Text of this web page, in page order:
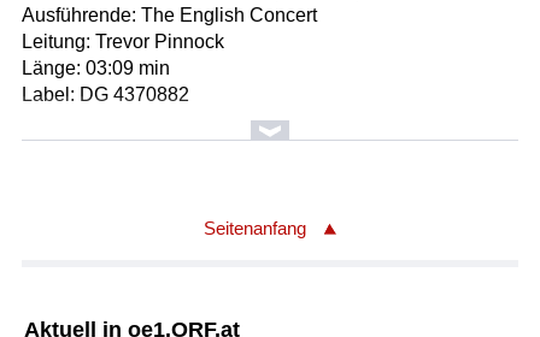
Ausführende: The English Concert
Leitung: Trevor Pinnock
Länge: 03:09 min
Label: DG 4370882
Komponist/Komponistin: Peter Iljitsch Tschaikowsky
Nußknacker" op.71 / Transkription für Klavier
Länge: 02:04 min
Seitenanfang
Aktuell in oe1.ORF.at